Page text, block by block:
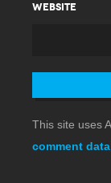
WEBSITE
This site uses
comment